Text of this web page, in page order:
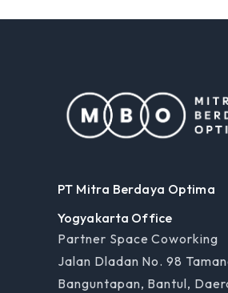
PT Mitra Berdaya Optima
Yogyakarta Office
Partner Space Coworking
Jalan Dladan No. 98
Banguntapan, Bantul,